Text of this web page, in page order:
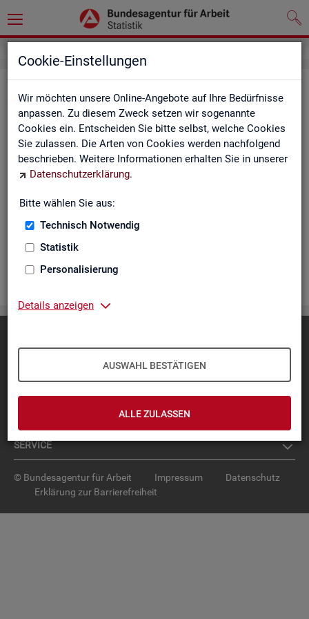
Cookie-Einstellungen
Wir möchten unsere Online-Angebote auf Ihre Bedürfnisse
anpassen. Zu diesem Zweck setzen wir sogenannte
Cookies ein. Entscheiden Sie bitte selbst, welche Cookies
Sie zulassen. Die Arten von Cookies werden nachfolgend
beschrieben. Weitere Informationen erhalten Sie in unserer
Datenschutzerklärung.
Bitte wählen Sie aus:
Technisch Notwendig
Statistik
Personalisierung
Details anzeigen
AUSWAHL BESTÄTIGEN
ALLE ZULASSEN
Ge­mein­de­da­ten der so­zi­al­ver­si­che­
rungs­pflich­tig Be­schäf­tig­ten nach
Wohn- und Ar­beits­ort - Deutsch­
land, Län­der, Krei­se und Ge­mein­den
(Jah­res­zah­len)
Die Ta­bel­len er­schei­nen jähr­lich und ent­hal­ten In­for­ma­tio­nen
über Be­stand, Ar­beits­ort, Wohn­ort, Ge­schlecht, Äl­te­re, Aus­
Be­trie­be / Be­triebs­grö­ße, Pend­ler und wei­te­re Merk­ma­le.
SER­VICE
© Bundesagentur für Arbeit Impressum
Datenschutz
Erklärung zur Barrierefreiheit